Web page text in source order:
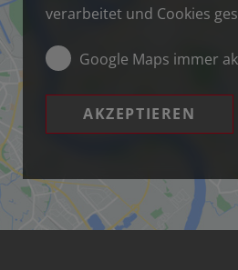
verarbeitet und Cookies
Google Maps immer
AKZEPTIEREN